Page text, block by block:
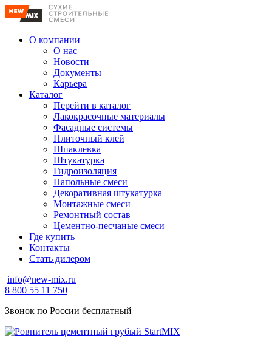
О компании
О нас
Новости
Документы
Карьера
Каталог
Перейти в каталог
Лакокрасочные материалы
Фасадные системы
Плиточный клей
Шпаклевка
Штукатурка
Гидроизоляция
Напольные смеси
Декоративная штукатурка
Монтажные смеси
Ремонтный состав
Цементно-песчаные смеси
Где купить
Контакты
Стать дилером
info@new-mix.ru
8 800 55 11 750
Звонок по России бесплатный